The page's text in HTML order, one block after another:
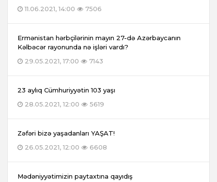
11.06.2021, 14:00
7506
Ermənistan hərbçilərinin mayın 27-də Azərbaycanın
Kəlbəcər rayonunda nə işləri vardı?
29.05.2021, 17:00
7143
23 aylıq Cümhuriyyətin 103 yaşı
28.05.2021, 12:00
5619
Zəfəri bizə yaşadanları YAŞAT!
26.05.2021, 12:00
6608
Mədəniyyətimizin paytaxtına qayıdış